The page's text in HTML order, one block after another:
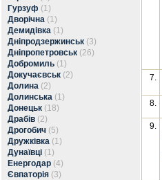
Гурзуф (1)
Дворічна (1)
Демидівка (1)
Дніпродзержинськ (3)
Дніпропетровськ (26)
Добромиль (1)
Докучаєвськ (2)
Долина (2)
Долинська (1)
Донецьк (18)
Драбів (2)
Дрогобич (5)
Дружківка (1)
Дунаївці (1)
Енергодар (4)
Євпаторія (3)
7.
8.
9.